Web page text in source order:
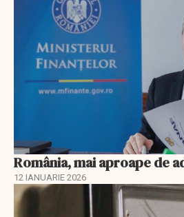
România, mai aproape de
12 IANUARIE 2026
EXCLUSIV